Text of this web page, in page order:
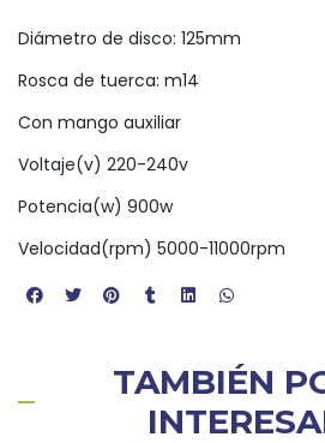
Diámetro de disco: 125mm
Rosca de tuerca: m14
Con mango auxiliar
Voltaje(v) 220-240v
Potencia(w) 900w
Velocidad(rpm) 5000-11000rpm
TAMBIÉN